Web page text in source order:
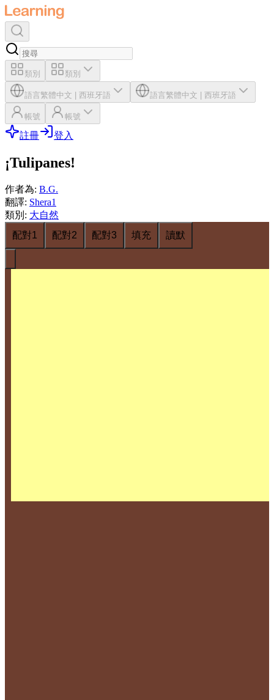
類別 類別
語言繁體中文 西班牙語 語言繁體中文 西班牙語
帳號 帳號
註冊 登入
¡Tulipanes!
作者為: B.G.
翻譯: Shera1
類別 : 大自然
配對1
配對2 配對3 填充 讀默